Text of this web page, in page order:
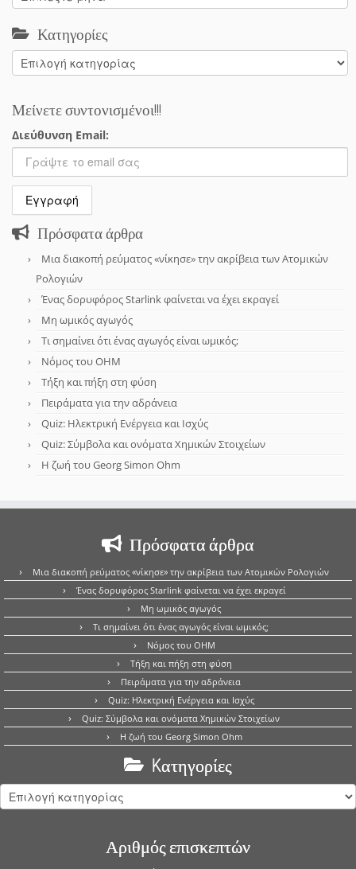
Κατηγορίες
Κατηγορίες
Μείνετε συντονισμένοι!!!
Διεύθυνση Email:
Πρόσφατα άρθρα
Μια διακοπή ρεύματος «νίκησε» την ακρίβεια των Ατομικών
Ρολογιών
Ένας δορυφόρος Starlink φαίνεται να έχει εκραγεί
Μη ωμικός αγωγός
Τι σημαίνει ότι ένας αγωγός είναι ωμικός;
Νόμος του OHM
Τήξη και πήξη στη φύση
Πειράματα για την αδράνεια
Quiz: Ηλεκτρική Ενέργεια και Ισχύς
Quiz: Σύμβολα και ονόματα Χημικών Στοιχείων
Η ζωή του Georg Simon Ohm
Πρόσφατα άρθρα
Μια διακοπή ρεύματος «νίκησε» την ακρίβεια των Ατομικών Ρολογιών
Ένας δορυφόρος Starlink φαίνεται να έχει εκραγεί
Μη ωμικός αγωγός
Τι σημαίνει ότι ένας αγωγός είναι ωμικός;
Νόμος του OHM
Τήξη και πήξη στη φύση
Πειράματα για την αδράνεια
Quiz: Ηλεκτρική Ενέργεια και Ισχύς
Quiz: Σύμβολα και ονόματα Χημικών Στοιχείων
Η ζωή του Georg Simon Ohm
Kατηγορίες
Kατηγορίες
Αριθμός επισκεπτών